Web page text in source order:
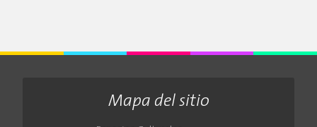
Mapa del sitio